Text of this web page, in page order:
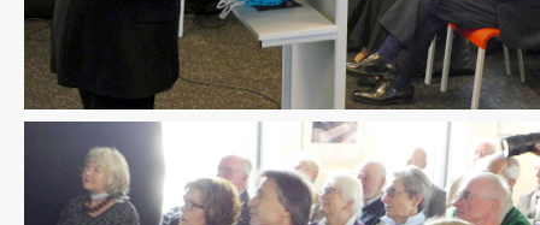
CDU Slider 06